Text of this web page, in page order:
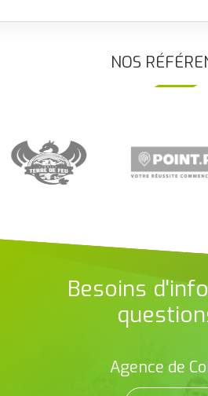
NOS
Besoins
Agence de